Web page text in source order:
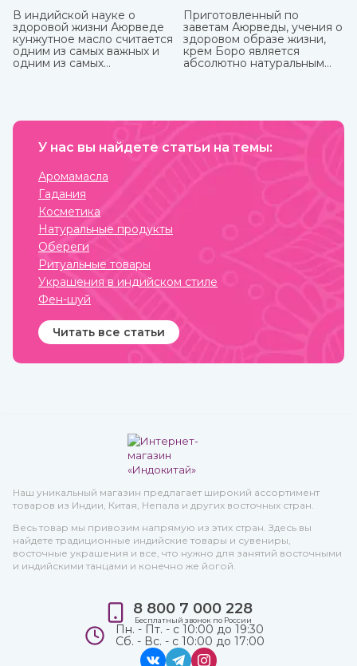
В индийской науке о
здоровой жизни Аюрведе
кунжутное масло считается
одним из самых важных и
одним из самых
применения.
Приготовленный по
заветам Аюрведы, учения о
здоровом образе жизни,
крем Боро является
абсолютно натуральным
антибактериальные и
свойства, благодаря
У нас вы найдете статьи на темы:
Аромамасла
Гадания
Косметика
Натуральные продукты
Обереги
Ритуальные товары
Украшения в индийском стиле
Фен-шуй
Читать все статьи
Наш уникальный магазин предлагает широкий ассортимент
товаров из Индии, Китая, Непала и других восточных стран.
Весь товар мы привозим напрямую из этих стран. Здесь вы
найдете традиционные индийские товары и сувениры,
восточные украшения и все, что нужно для занятий восточными
и индийскими танцами и конечно же йогой.
8 800 7 000 228
Бесплатный звонок по России
Пн. - Пт. - с 10:00 до 19:30
Сб. - Вс. - с 10:00 до 17:00